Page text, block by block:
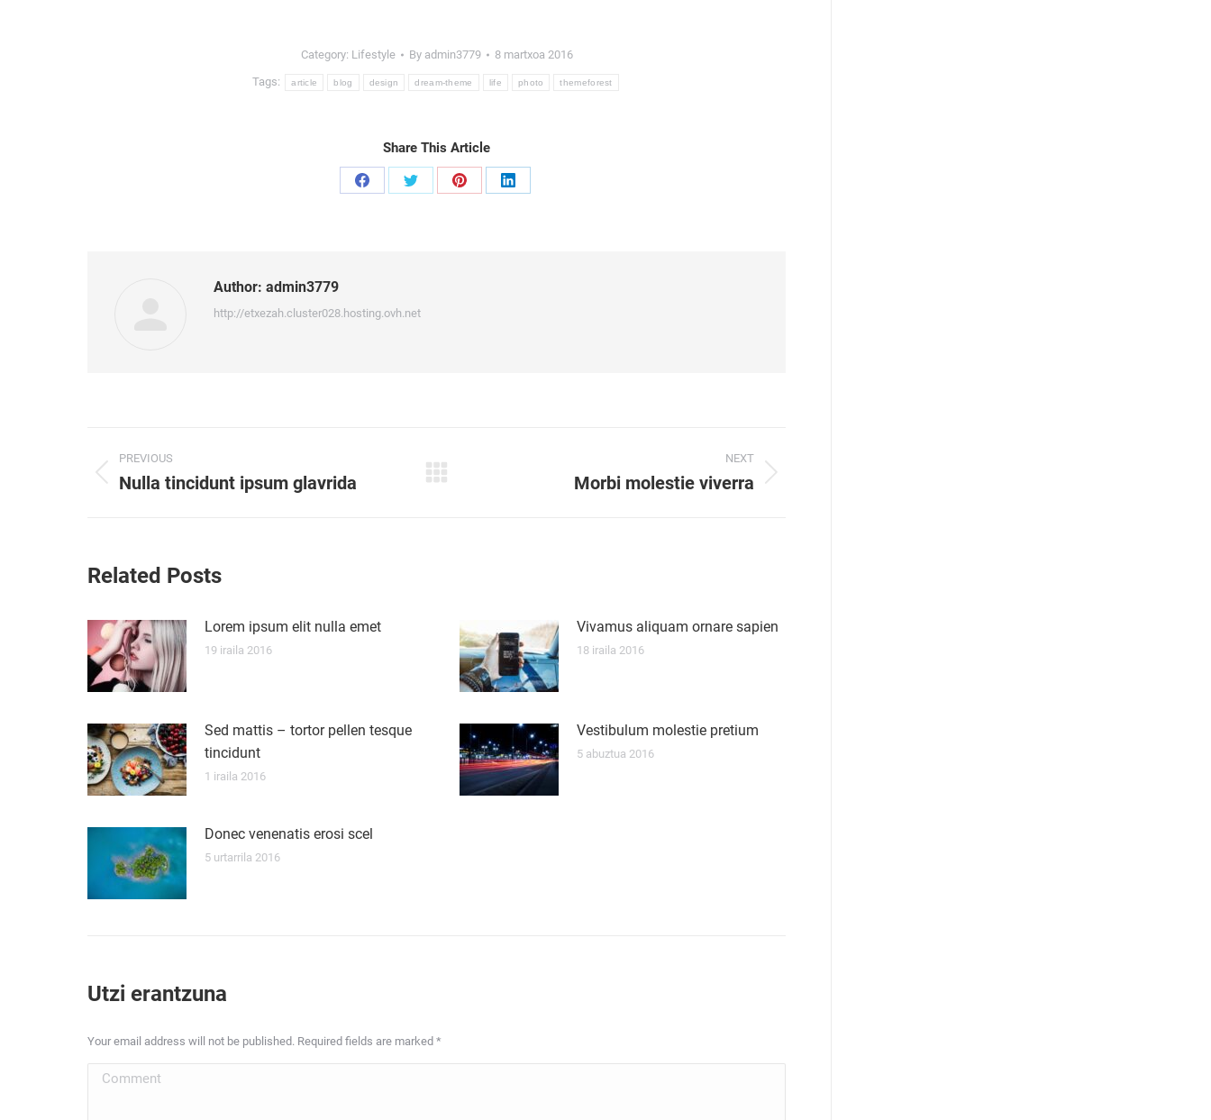
Category: Lifestyle By admin3779 8 martxoa 2016
Tags: article blog design dream-theme life photo themeforest
Share This Article
Share
Share
Share
Share
Author: admin3779
http://etxezah.cluster028.hosting.ovh.net
navigation
PREVIOUS
Previous
Nulla tincidunt ipsum glavrida
NEXT
Morbi molestie viverra
Related Posts
Lorem ipsum elit nulla emet
19 iraila 2016
Vivamus aliquam ornare sapien
18 iraila 2016
Sed mattis – tortor pellen tesque
tincidunt
1 iraila 2016
Vestibulum molestie pretium
5 abuztua 2016
Donec venenatis erosi scel
5 urtarrila 2016
Utzi erantzuna
Your email address will not be published. Required fields are marked *
Comment